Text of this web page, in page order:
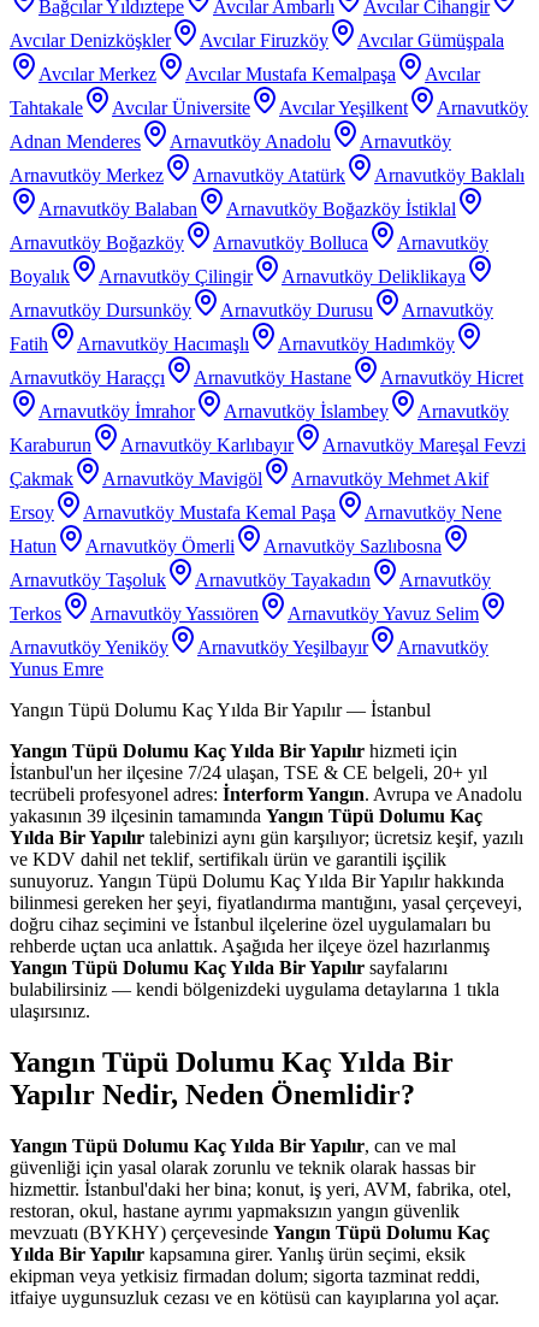
Bağcılar Yıldıztepe Avcılar Ambarlı
Avcılar Cihangir
Avcılar Denizköşkler
Avcılar Firuzköy
Avcılar Gümüşpala
Avcılar Merkez
Avcılar Mustafa Kemalpaşa
Avcılar
Tahtakale
Avcılar Üniversite Avcılar Yeşilkent
Arnavutköy
Adnan Menderes
Arnavutköy Anadolu
Arnavutköy
Arnavutköy Merkez
Arnavutköy Atatürk
Arnavutköy Baklalı
Arnavutköy Balaban
Arnavutköy Boğazköy İstiklal
Arnavutköy Boğazköy
Arnavutköy Bolluca
Arnavutköy
Boyalık
Arnavutköy Çilingir
Arnavutköy Deliklikaya
Arnavutköy Dursunköy
Arnavutköy Durusu
Arnavutköy
Fatih
Arnavutköy Hacımaşlı
Arnavutköy Hadımköy
Arnavutköy Haraççı
Arnavutköy Hastane
Arnavutköy Hicret
Arnavutköy İmrahor
Arnavutköy İslambey
Arnavutköy
Karaburun
Arnavutköy Karlıbayır
Arnavutköy Mareşal Fevzi
Çakmak
Arnavutköy Mavigöl
Arnavutköy Mehmet Akif
Ersoy
Arnavutköy Mustafa Kemal Paşa
Arnavutköy Nene
Hatun
Arnavutköy Ömerli
Arnavutköy Sazlıbosna
Arnavutköy Taşoluk
Arnavutköy Tayakadın
Arnavutköy
Terkos
Arnavutköy Yassıören
Arnavutköy Yavuz Selim
Arnavutköy Yeniköy
Arnavutköy Yeşilbayır
Arnavutköy
Yunus Emre
Yangın Tüpü Dolumu Kaç Yılda Bir Yapılır— İstanbul
Yangın Tüpü Dolumu Kaç Yılda Bir Yapılır hizmeti için
İstanbul'un her ilçesine 7/24 ulaşan, TSE & CE belgeli, 20+ yıl
tecrübeli profesyonel adres: İnterform Yangın. Avrupa ve Anadolu
yakasının 39 ilçesinin tamamında Yangın Tüpü Dolumu Kaç
Yılda Bir Yapılır talebinizi aynı gün karşılıyor; ücretsiz keşif, yazılı
ve KDV dahil net teklif, sertifikalı ürün ve garantili işçilik
sunuyoruz. Yangın Tüpü Dolumu Kaç Yılda Bir Yapılır hakkında
bilinmesi gereken her şeyi, fiyatlandırma mantığını, yasal çerçeveyi,
doğru cihaz seçimini ve İstanbul ilçelerine özel uygulamaları bu
rehberde uçtan uca anlattık. Aşağıda her ilçeye özel hazırlanmış
Yangın Tüpü Dolumu Kaç Yılda Bir Yapılır sayfalarını
bulabilirsiniz — kendi bölgenizdeki uygulama detaylarına 1 tıkla
ulaşırsınız.
Yangın Tüpü Dolumu Kaç Yılda Bir
Yapılır Nedir, Neden Önemlidir?
Yangın Tüpü Dolumu Kaç Yılda Bir Yapılır, can ve mal
güvenliği için yasal olarak zorunlu ve teknik olarak hassas bir
hizmettir. İstanbul'daki her bina; konut, iş yeri, AVM, fabrika, otel,
restoran, okul, hastane ayrımı yapmaksızın yangın güvenlik
mevzuatı (BYKHY) çerçevesinde Yangın Tüpü Dolumu Kaç
Yılda Bir Yapılır kapsamına girer. Yanlış ürün seçimi, eksik
ekipman veya yetkisiz firmadan dolum; sigorta tazminat reddi,
itfaiye uygunsuzluk cezası ve en kötüsü can kayıplarına yol açar.